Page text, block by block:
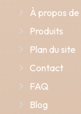
À propos de
Produits
Plan du site
Contact
FAQ
Blog